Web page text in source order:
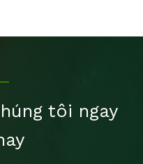
tôi ngay